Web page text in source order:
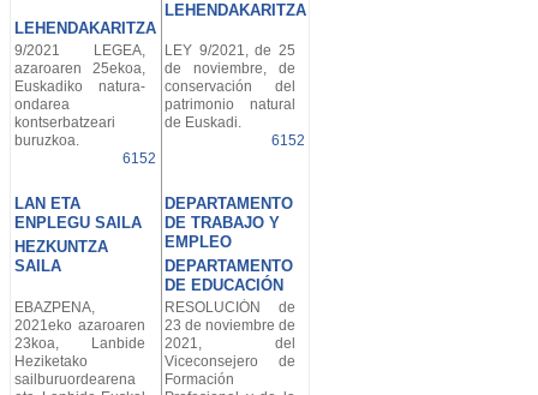
LEHENDAKARITZA
LEHENDAKARITZA
9/2021 LEGEA,
azaroaren 25ekoa,
Euskadiko natura-
ondarea
kontserbatzeari
buruzkoa.
6152
LEY 9/2021, de 25
de noviembre, de
conservación del
patrimonio natural
de Euskadi.
6152
LAN ETA
ENPLEGU SAILA
HEZKUNTZA
SAILA
DEPARTAMENTO
DE TRABAJO Y
EMPLEO
DEPARTAMENTO
DE EDUCACIÓN
EBAZPENA,
2021eko azaroaren
23koa, Lanbide
Heziketako
sailburuordearena
RESOLUCIÓN de
23 de noviembre de
2021, del
Viceconsejero de
Formación